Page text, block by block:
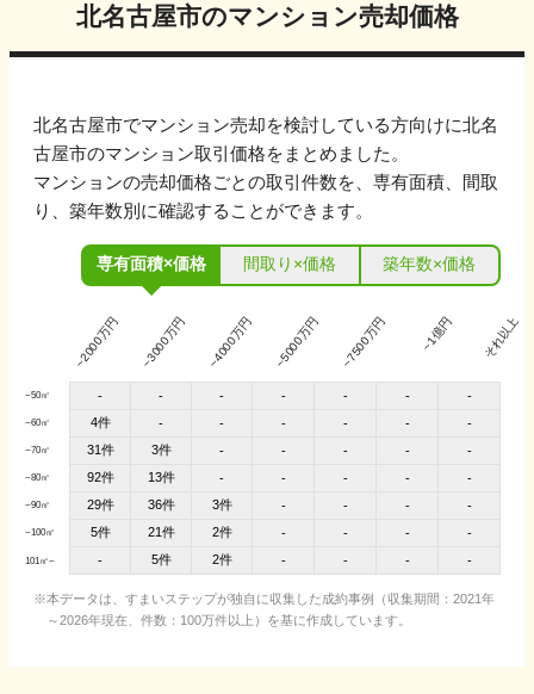
北名古屋市のマンション売却価格
北名古屋市でマンション売却を検討している方向けに北名
古屋市のマンション取引価格をまとめました。
マンションの売却価格ごとの取引件数を、専有面積、間取
り、築年数別に確認することができます。
専有面積×価格 間取り×価格 築年数×価格
~50㎡
~60㎡
~70㎡
~80㎡
~90㎡
~100㎡
101㎡~
~2000万円 ~3000万円 ~4000万円 ~5000万円 ~7500万円 ~1億円 それ以上
- - - - - -
-
4件
- - - - -
-
31件
3件 - - - -
-
92件
13件 - - - -
-
29件
36件 3件 - - -
-
5件
21件 2件 - - -
-
-
5件 2件 - - - -
本データは、すまいステップが独自に収集した成約事例（収集期間：2021年
～2026年現在、件数：100万件以上）を基に作成しています。